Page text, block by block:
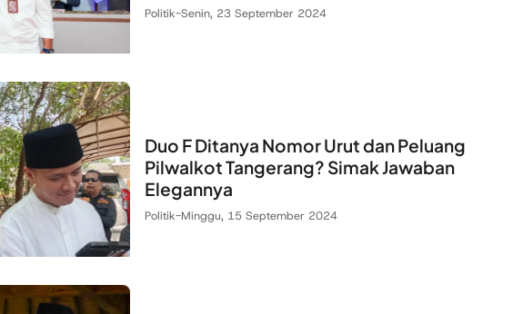
Politik-Senin, 23 September 2024
Duo F Ditanya Nomor Urut dan Peluang
Pilwalkot Tangerang? Simak Jawaban
Elegannya
Politik-Minggu, 15 September 2024